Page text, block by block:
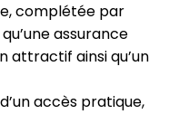
complétée par
assurance
attractif ainsi qu’un
accès pratique,